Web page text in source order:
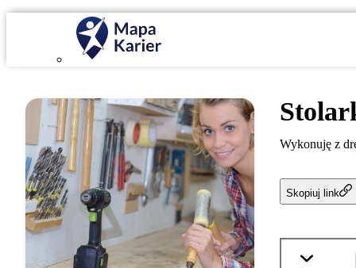
Wykonuję z
Skopiuj link